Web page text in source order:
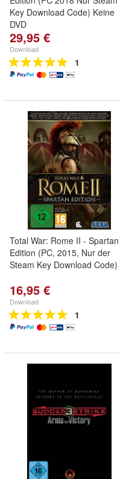
Key Download Code) Keine
DVD
29,95 €
Download
1
Total War: Rome II - Spartan
Edition (PC, 2015, Nur der
Steam Key Download Code)
16,95 €
Download
1